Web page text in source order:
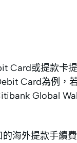
Card或提款卡
Card為例，
Global
海外提款手續